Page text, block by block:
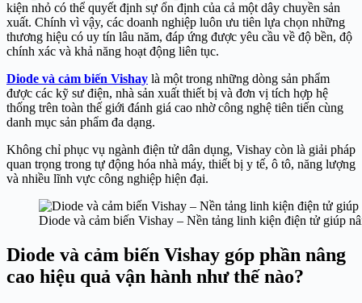
kiện nhỏ có thể quyết định sự ổn định của cả một dây chuyền sản
xuất. Chính vì vậy, các doanh nghiệp luôn ưu tiên lựa chọn những
thương hiệu có uy tín lâu năm, đáp ứng được yêu cầu về độ bền, độ
chính xác và khả năng hoạt động liên tục.
Diode và cảm biến Vishay là một trong những dòng sản phẩm
được các kỹ sư điện, nhà sản xuất thiết bị và đơn vị tích hợp hệ
thống trên toàn thế giới đánh giá cao nhờ công nghệ tiên tiến cùng
danh mục sản phẩm đa dạng.
Không chỉ phục vụ ngành điện tử dân dụng, Vishay còn là giải pháp
quan trọng trong tự động hóa nhà máy, thiết bị y tế, ô tô, năng lượng
và nhiều lĩnh vực công nghiệp hiện đại.
Diode và cảm biến Vishay – Nền tảng linh kiện điện tử giúp
Diode và cảm biến Vishay góp phần nâng
cao hiệu quả vận hành như thế nào?